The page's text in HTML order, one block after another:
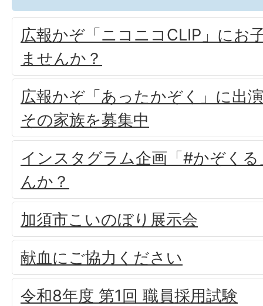
広報かぞ「ニコニコCLIP」にお
ませんか？
広報かぞ「あったかぞく」に出
その家族を募集中
インスタグラム企画「#かぞく
んか？
加須市こいのぼり展示会
献血にご協力ください
令和8年度 第1回 職員採用試験